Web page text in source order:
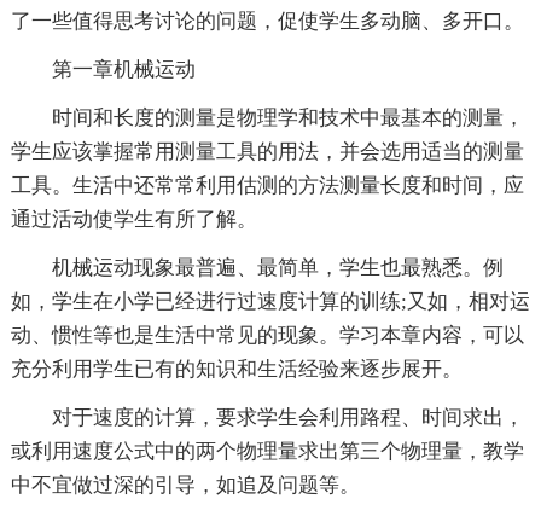
了一些值得思考讨论的问题，促使学生多动脑、多开口。
第一章机械运动
时间和长度的测量是物理学和技术中最基本的测量，
学生应该掌握常用测量工具的用法，并会选用适当的测量
工具。生活中还常常利用估测的方法测量长度和时间，应
通过活动使学生有所了解。
机械运动现象最普遍、最简单，学生也最熟悉。例
如，学生在小学已经进行过速度计算的训练;又如，相对运
动、惯性等也是生活中常见的现象。学习本章内容，可以
充分利用学生已有的知识和生活经验来逐步展开。
对于速度的计算，要求学生会利用路程、时间求出，
或利用速度公式中的两个物理量求出第三个物理量，教学
中不宜做过深的引导，如追及问题等。